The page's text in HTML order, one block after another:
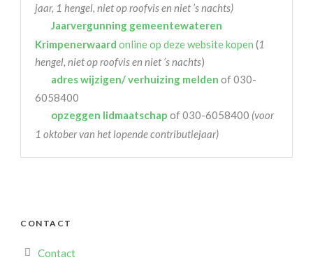
jaar, 1 hengel, niet op roofvis en niet ’s nachts)
Jaarvergunning gemeentewateren
Krimpenerwaard online op deze website kopen (1
hengel, niet op roofvis en niet ’s nachts)
adres wijzigen/ verhuizing melden of 030-
6058400
opzeggen lidmaatschap of 030-6058400 (voor
1 oktober van het lopende contributiejaar)
CONTACT
Contact